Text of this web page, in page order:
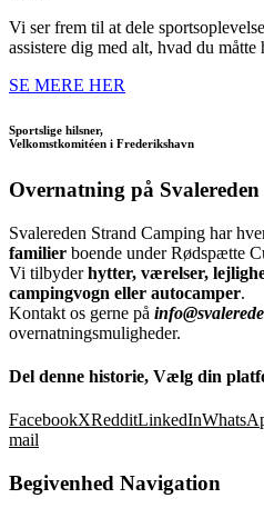
Vi ser frem til at dele
assistere dig med alt, hvad du
SE MERE HER
Sportslige hilsner,
Velkomstkomitéen i Frederikshavn
Overnatning på
Svalereden Strand Camping har
familier boende under Rødspætte
Vi tilbyderhytter, værelser,
campingvogn eller autocamper.
Kontakt os gerne på
overnatningsmuligheder.
Del denne historie, Vælg din
FacebookXRedditLinkedIn
mail
Begivenhed Navigation